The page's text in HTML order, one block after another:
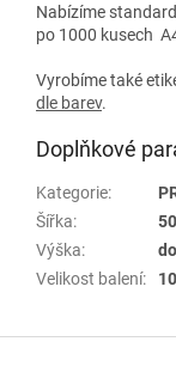
Nabízíme
po 1000 kusech
Vyrobíme také
dle barev.
Doplňkové
Kategorie:
Šířka:
Výška:
Velikost balení: